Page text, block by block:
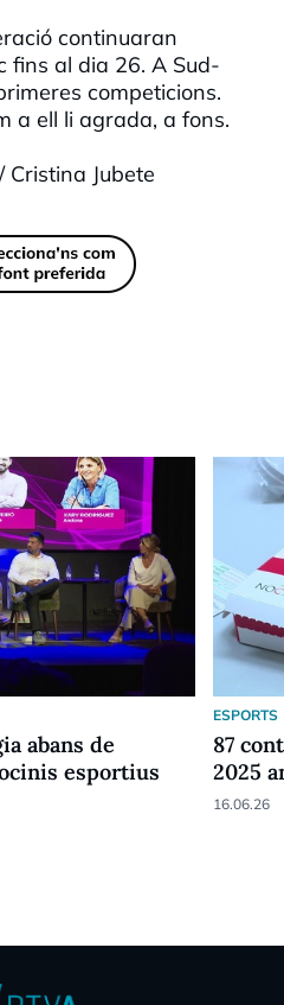
continuaran
fins al dia 26. A Sud-
competicions.
a ell li agrada, a fons.
Cristina Jubete
abans de
esportius
ESPORTS
87
2025
16.06.26